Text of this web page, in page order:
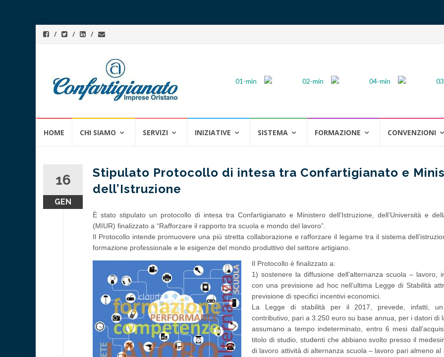
HOME CHI SIAMO SERVIZI INIZIATIVE SISTEMA FORMAZIONE CONVENZIONI
16
GEN
Stipulato Protocollo di intesa tra Confartigianato e
dell’Istruzione
È stato stipulato un protocollo di intesa tra Confartigianato e Ministero dell’Istruzione, dell’Università e
(MIUR) finalizzato a “Rafforzare il rapporto tra scuola e mondo del lavoro”.
Il Protocollo intende promuovere una più stretta collaborazione e rafforzare il legame tra il sistema
formazione professionale e le esigenze del mondo produttivo del settore artigiano.
Il Protocollo è finalizzato a:
1) sostenere la diffusione dell’alternanza scuola – lavoro,
con una previsione ad hoc nell’ultima Legge di Stabilità
previsione di specifici incentivi economici.
La Legge di stabilità per il 2017, prevede, infatti, un
contributivo, pari a 3.250 euro su base annua, per i datori di
assumano a tempo indeterminato, entro 6 mesi
titolo di studio, studenti che abbiano svolto presso il
di lavoro attività di alternanza scuola – lavoro pari almeno al